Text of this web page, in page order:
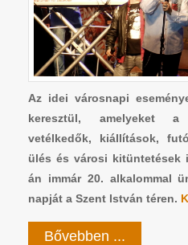
Az idei városnapi
keresztül, amelyeket a
vetélkedők, kiállítások,
ülés és városi kitüntetések
án immár 20. alkalommal
napját a Szent István téren.
Bővebben ...